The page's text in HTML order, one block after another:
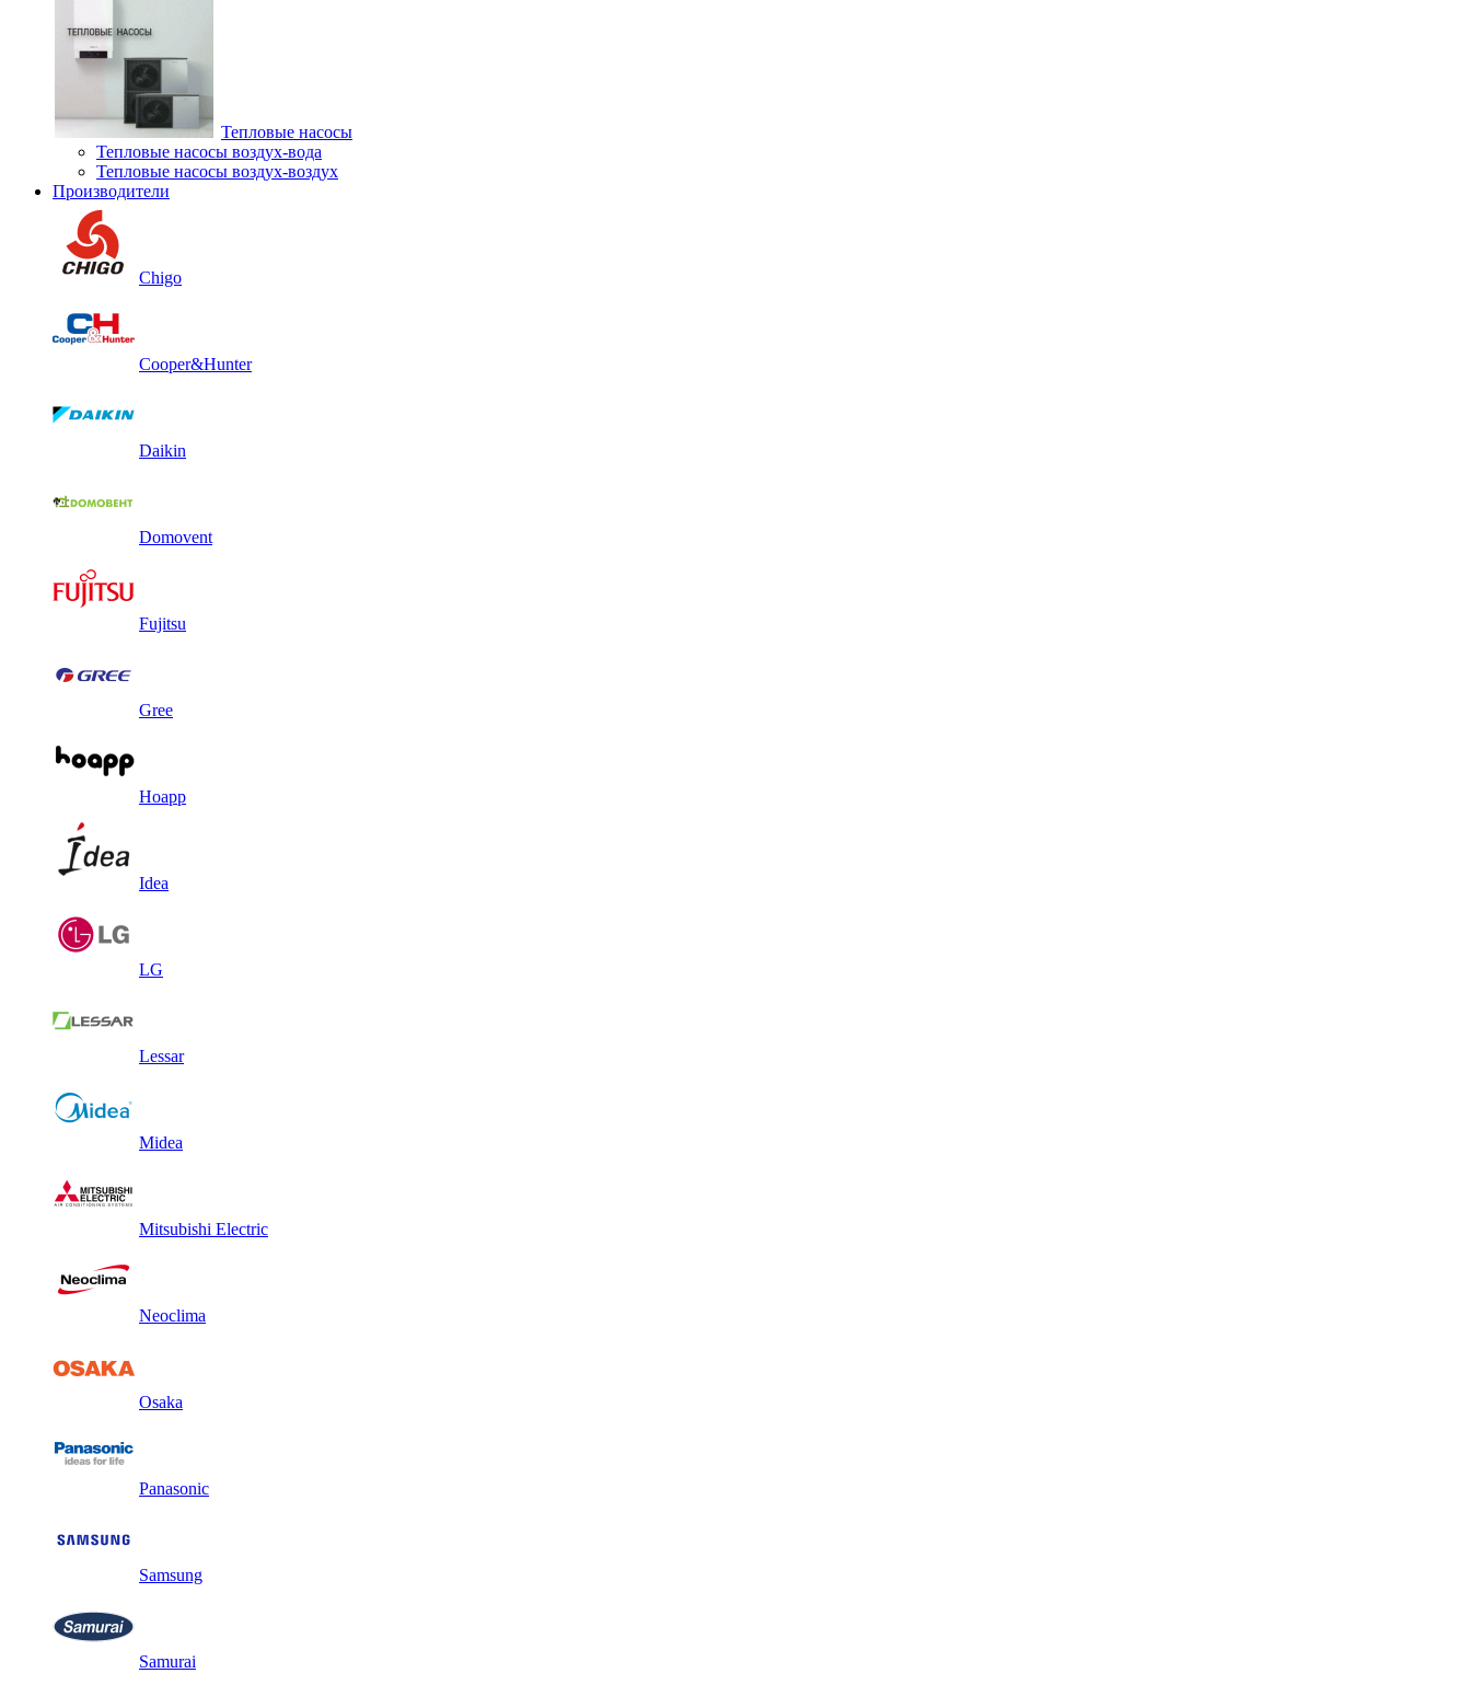
Тепловые насосы
Тепловые насосы воздух-вода
Тепловые насосы воздух-воздух
Производители
Chigo
Cooper&Hunter
Daikin
Domovent
Fujitsu
Gree
Hoapp
Idea
LG
Lessar
Midea
Mitsubishi Electric
Neoclima
Osaka
Panasonic
Samsung
Samurai